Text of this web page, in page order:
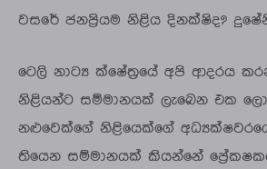
වසරේ ජනප්‍රියම නිළිය දිනක්ෂිද?
ටෙලි නාට්‍ය ක්ෂේත්‍රයේ අපි ආදරය
නිළියන්ට සම්මානයක් ලැබෙන එක
නළුවෙක්ගේ නිළියෙක්ගේ
තියෙන සම්මානයක් කියන්නේ